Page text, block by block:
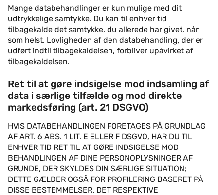
Mange databehandlinger er kun mulige med dit
udtrykkelige samtykke. Du kan til enhver tid
tilbagekalde det samtykke, du allerede har givet, når
som helst. Lovligheden af den databehandling, der er
udført indtil tilbagekaldelsen, forbliver upåvirket af
tilbagekaldelsen.
Ret til at gøre indsigelse mod indsamling af
data i særlige tilfælde og mod direkte
markedsføring (art. 21 DSGVO)
HVIS DATABEHANDLINGEN FORETAGES PÅ GRUNDLAG
AF ART. 6 ABS. 1 LIT. E ELLER F DSGVO, HAR DU TIL
ENHVER TID RET TIL AT GØRE INDSIGELSE MOD
BEHANDLINGEN AF DINE PERSONOPLYSNINGER AF
GRUNDE, DER SKYLDES DIN SÆRLIGE SITUATION;
DETTE GÆLDER OGSÅ FOR PROFILERING BASERET PÅ
DISSE BESTEMMELSER. DET RESPEKTIVE